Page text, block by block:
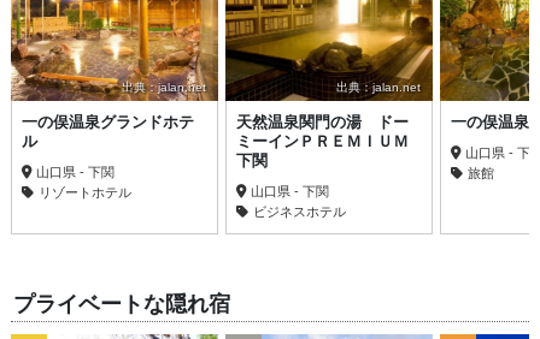
出典：jalan.net
一の俣温泉グランドホテ
ル
山口県 - 下関
リゾートホテル
出典：jalan.net
天然温泉関門の湯 ドー
ミーインＰＲＥＭＩＵＭ
下関
山口県 - 下関
ビジネスホテル
一の俣温泉
山口県 - 下
旅館
プライベートな隠れ宿